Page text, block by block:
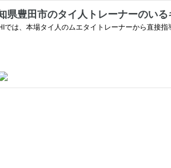
県豊田市のタイ人トレーナーのい
では、本場タイ人のムエタイトレーナーから直接